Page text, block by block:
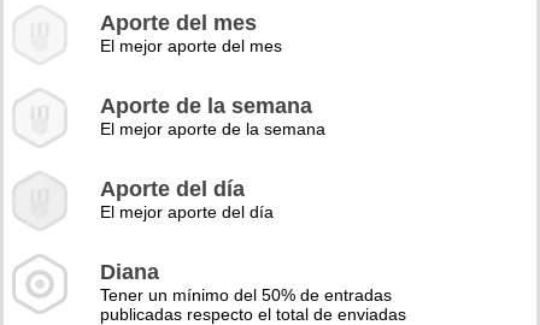
Aporte del mes
El mejor aporte del mes
Aporte de la semana
El mejor aporte de la semana
Aporte del día
El mejor aporte del día
Diana
Tener un mínimo del 50% de entradas
publicadas respecto el total de enviadas